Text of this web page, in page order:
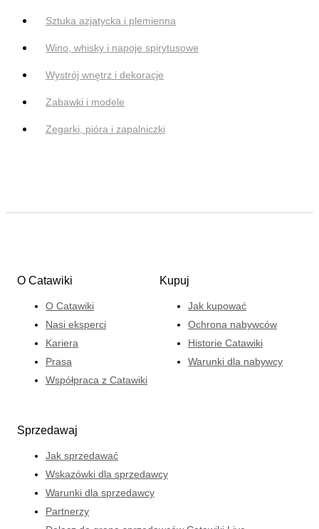
Sztuka azjatycka i plemienna
Wino, whisky i napoje spirytusowe
Wystrój wnętrz i dekoracje
Zabawki i modele
Zegarki, pióra i zapalniczki
O Catawiki
O Catawiki
Nasi eksperci
Kariera
Prasa
Współpraca z Catawiki
Kupuj
Jak kupować
Ochrona nabywców
Historie Catawiki
Warunki dla nabywcy
Sprzedawaj
Jak sprzedawać
Wskazówki dla sprzedawcy
Warunki dla sprzedawcy
Partnerzy